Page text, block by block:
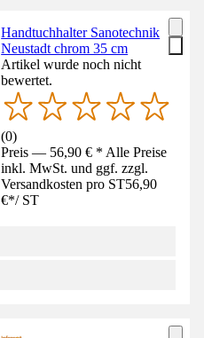
Handtuchhalter Sanotechnik
Neustadt chrom 35 cm
Artikel wurde noch nicht
bewertet.
(0)
Preis — 56,90 € * Alle Preise
inkl. MwSt. und ggf. zzgl.
Versandkosten pro ST56,90
€*/ ST